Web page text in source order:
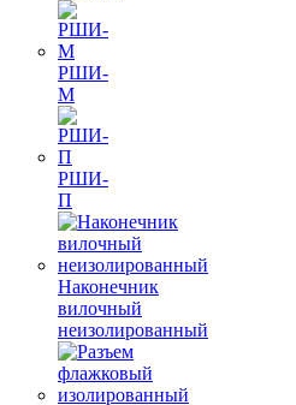
РШИ-
М
РШИ-
П
Наконечник
вилочный
неизолированный